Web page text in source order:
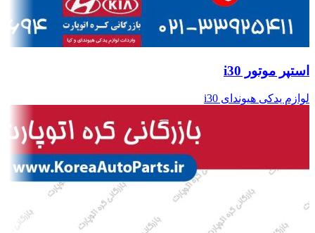
استپر موتور i30
لوازم یدکی هیوندای i30